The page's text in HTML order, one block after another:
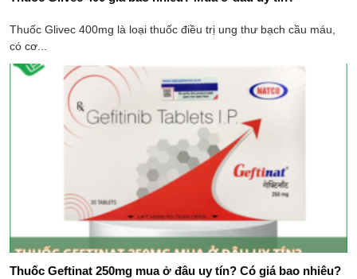
Thuốc Glivec 400mg là loại thuốc điều trị ung thư bạch cầu máu,
có cơ...
Thuốc Geftinat 250mg mua ở đâu​ uy tín? Có giá bao nhiêu?